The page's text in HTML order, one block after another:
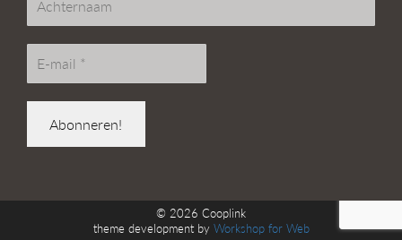
© 2026 Cooplink
theme development by Workshop for Web